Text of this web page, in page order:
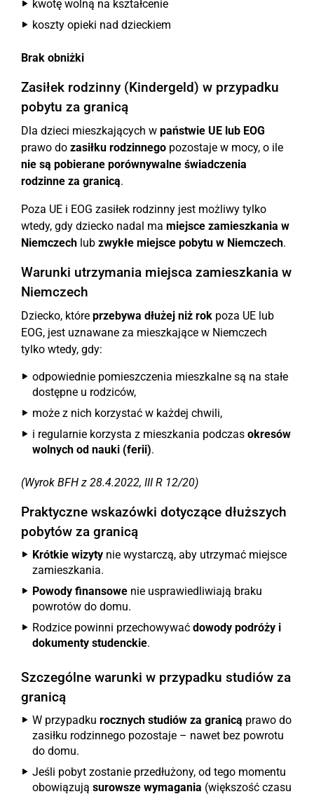
kwotę wolną na kształcenie
koszty opieki nad dzieckiem
Brak obniżki
Zasiłek rodzinny (Kindergeld) w przypadku
pobytu za granicą
Dla dzieci mieszkających w państwie UE lub EOG
prawo do zasiłku rodzinnego pozostaje w mocy, o ile
nie są pobierane porównywalne świadczenia
rodzinne za granicą.
Poza UE i EOG zasiłek rodzinny jest możliwy tylko
wtedy, gdy dziecko nadal ma miejsce zamieszkania w
Niemczech lub zwykłe miejsce pobytu w Niemczech.
Warunki utrzymania miejsca zamieszkania w
Niemczech
Dziecko, które przebywa dłużej niż rok poza UE lub
EOG, jest uznawane za mieszkające w Niemczech
tylko wtedy, gdy:
odpowiednie pomieszczenia mieszkalne są na stałe
dostępne u rodziców,
może z nich korzystać w każdej chwili,
i regularnie korzysta z mieszkania podczas okresów
wolnych od nauki (ferii).
(Wyrok BFH z 28.4.2022, III R 12/20)
Praktyczne wskazówki dotyczące dłuższych
pobytów za granicą
Krótkie wizyty nie wystarczą, aby utrzymać miejsce
zamieszkania.
Powody finansowe nie usprawiedliwiają braku
powrotów do domu.
Rodzice powinni przechowywać dowody podróży i
dokumenty studenckie.
Szczególne warunki w przypadku studiów za
granicą
W przypadku rocznych studiów za granicą prawo do
zasiłku rodzinnego pozostaje – nawet bez powrotu
do domu.
Jeśli pobyt zostanie przedłużony, od tego momentu
obowiązują surowsze wymagania (większość czasu